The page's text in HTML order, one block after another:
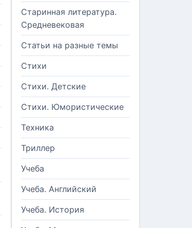
Старинная литература.
Средневековая
Статьи на разные темы
Стихи
Стихи. Детские
Стихи. Юмористические
Техника
Триллер
Учеба
Учеба. Английский
Учеба. История